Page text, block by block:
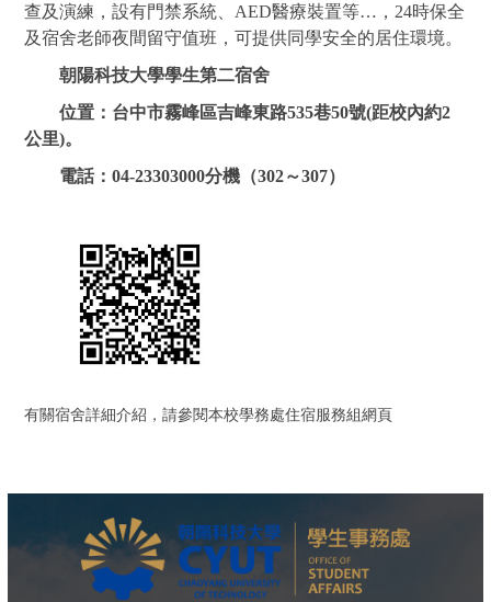
查及演練，設有門禁系統、 AED醫療裝置等…， 24時保全
及宿舍老師夜間留守值班，可提供同學安全的居住環境。
朝陽科技大學學生第二宿舍
位置： 台中市霧峰區吉峰東路535巷50號(距校內約2
公里)。
電話：04-23303000分機（302～307）
有關宿舍詳細介紹，請參閱本校學務處住宿服務組網頁